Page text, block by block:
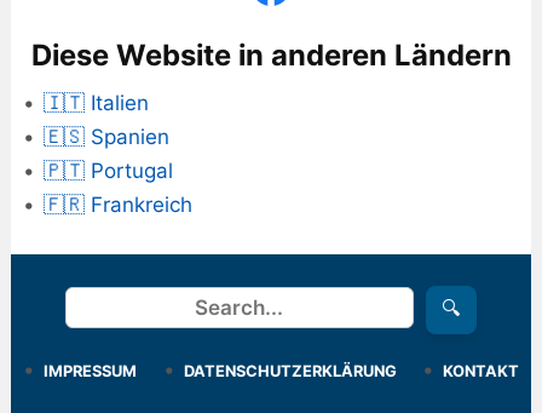
Diese Website in anderen Ländern
🇮🇹 Italien
🇪🇸 Spanien
🇵🇹 Portugal
🇫🇷 Frankreich
Suchen 🔍
IMPRESSUM DATENSCHUTZERKLÄRUNG KONTAKT